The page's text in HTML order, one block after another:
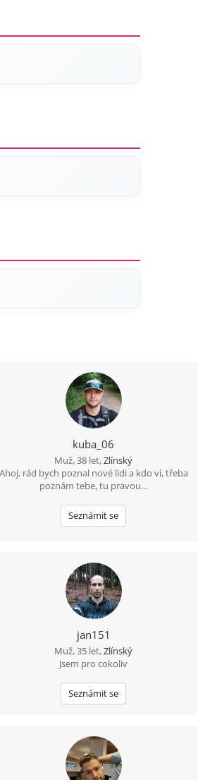
kuba_06
Muž, 38 let,Zlínský
Ahoj, rád bych poznal nové lidi a kdo ví, třeba
poznám tebe, tu pravou...
Seznámit se
jan151
Muž, 35 let,Zlínský
Jsem pro cokoliv
Seznámit se